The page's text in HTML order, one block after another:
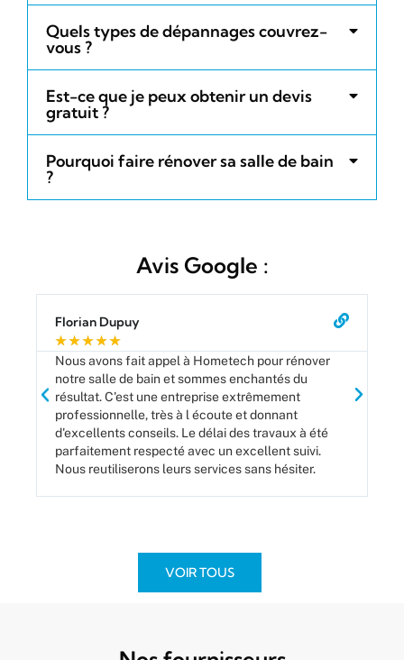
Quels types de dépannages couvrez-
vous ?
Est-ce que je peux obtenir un devis
gratuit ?
Pourquoi faire rénover sa salle de bain
?
Avis Google :
Florian Dupuy
★★★★★
Nous avons fait appel à Hometech pour rénover
notre salle de bain et sommes enchantés du
résultat. C'est une entreprise extrêmement
professionnelle, très à l écoute et donnant
d'excellents conseils. Le délai des travaux à été
parfaitement respecté avec un excellent suivi.
Nous reutiliserons leurs services sans hésiter.
VOIR TOUS